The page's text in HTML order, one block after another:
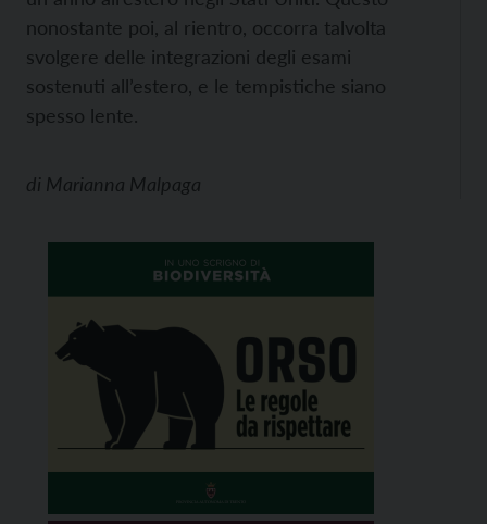
nonostante poi, al rientro, occorra talvolta
svolgere delle integrazioni degli esami
sostenuti all’estero, e le tempistiche siano
spesso lente.
di Marianna Malpaga